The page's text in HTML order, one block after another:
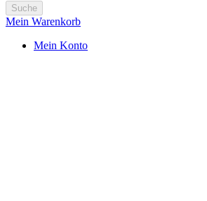
Suche
Mein Warenkorb
Mein Konto